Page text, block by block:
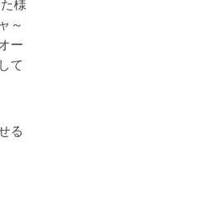
様
～
ー
て
る